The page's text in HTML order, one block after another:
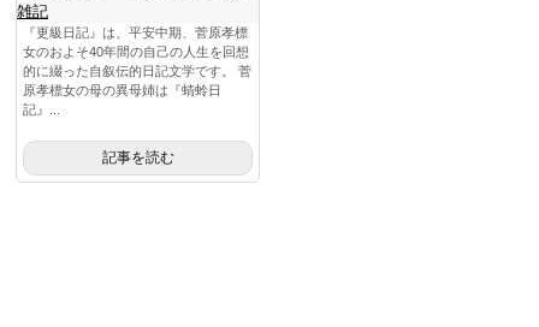
雑記
『更級日記』は、平安中期、菅原孝標
女のおよそ40年間の自己の人生を回想
的に綴った自叙伝的日記文学です。 菅
原孝標女の母の異母姉は『蜻蛉日
記』...
記事を読む